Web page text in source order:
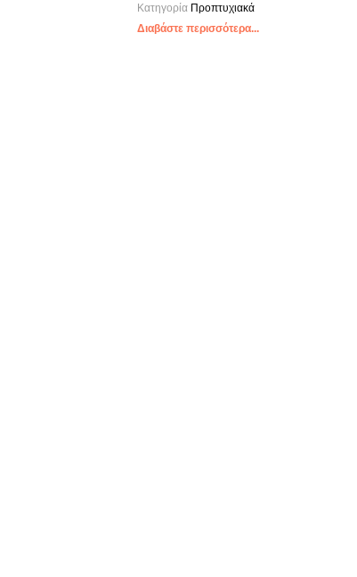
Κατηγορία Προπτυχιακά
Διαβάστε περισσότερα...